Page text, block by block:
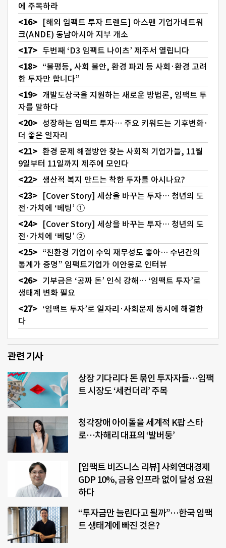
에 주목하라
[해외 임팩트 투자 트렌드] 아스펜 기업가네트워
크(ANDE) 동남아시아 지부 개소
두번째 ‘D3 임팩트 나이츠’ 제주서 열립니다
“불평등, 사회 불안, 환경 파괴 등 사회·환경 고려
한 투자만 합니다”
개발도상국을 지원하는 새로운 방법론, 임팩트 투
자를 말하다
성장하는 임팩트 투자… 주요 키워드는 기후변화·
더 좋은 일자리
환경 문제 해결방안 찾는 사회적 기업가들, 11월
9일부터 11일까지 제주에 모인다
생산적 복지 만드는 착한 투자를 아시나요?
[Cover Story] 세상을 바꾸는 투자… 청년의 도
전·가치에 ‘베팅’ ①
[Cover Story] 세상을 바꾸는 투자… 청년의 도
전·가치에 ‘베팅’ ②
“친환경 기업이 수익 재무성도 좋아… 수년간의
통계가 증명” 임팩트기업가 이안몽로 인터뷰
기부금은 ‘공짜 돈’ 인식 강해… ‘임팩트 투자’로
생태계 변화 필요
‘임팩트 투자’로 일자리·사회문제 동시에 해결한
다
관련 기사
상장 기다리다 돈 묶인 투자자들…임팩
트 시장도 ‘세컨더리’ 주목
청각장애 아이돌을 세계적 K팝 스타
로…차해리 대표의 ‘발버둥’
[임팩트 비즈니스 리뷰] 사회연대경제
GDP 10%, 금융 인프라 없이 달성 요원
하다
“투자금만 늘린다고 될까”…한국 임팩
트 생태계에 빠진 것은?